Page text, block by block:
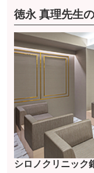
徳永 真理先生
シロノクリニック